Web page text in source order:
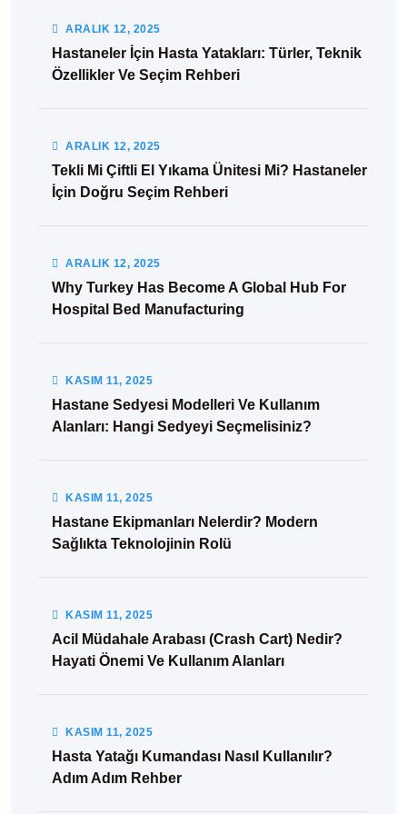
ARALIK 12, 2025
Hastaneler İçin Hasta Yatakları: Türler, Teknik
Özellikler Ve Seçim Rehberi
ARALIK 12, 2025
Tekli Mi Çiftli El Yıkama Ünitesi Mi? Hastaneler
İçin Doğru Seçim Rehberi
ARALIK 12, 2025
Why Turkey Has Become A Global Hub For
Hospital Bed Manufacturing
KASIM11, 2025
Hastane Sedyesi Modelleri Ve Kullanım
Alanları: Hangi Sedyeyi Seçmelisiniz?
KASIM11, 2025
Hastane Ekipmanları Nelerdir? Modern
Sağlıkta Teknolojinin Rolü
KASIM11, 2025
Acil Müdahale Arabası (Crash Cart) Nedir?
Hayati Önemi Ve Kullanım Alanları
KASIM11, 2025
Hasta Yatağı Kumandası Nasıl Kullanılır?
Adım Adım Rehber